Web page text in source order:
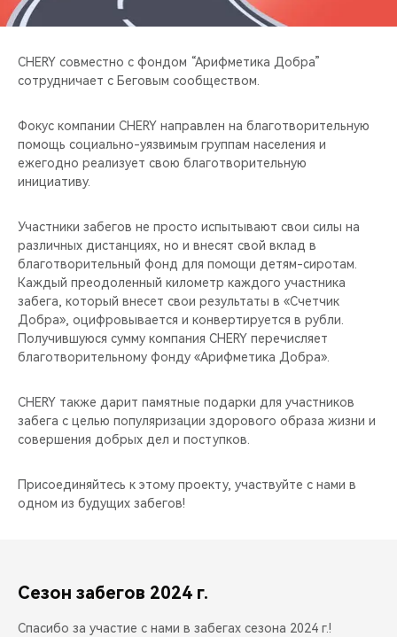
CHERY ДЛЯ ДЕТЕЙ
CHERY совместно с фондом “Арифметика Добра”
сотрудничает с Беговым сообществом.
Фокус компании CHERY направлен на благотворительную
помощь социально-уязвимым группам населения и
ежегодно реализует свою благотворительную
инициативу.
Участники забегов не просто испытывают свои силы на
различных дистанциях, но и внесят свой вклад в
благотворительный фонд для помощи детям-сиротам.
Каждый преодоленный километр каждого участника
забега, который внесет свои результаты в «Счетчик
Добра», оцифровывается и конвертируется в рубли.
Получившуюся сумму компания CHERY перечисляет
благотворительному фонду «Арифметика Добра».
CHERY также дарит памятные подарки для участников
забега с целью популяризации здорового образа жизни и
совершения добрых дел и поступков.
Присоединяйтесь к этому проекту, участвуйте с нами в
одном из будущих забегов!
Сезон забегов 2024 г.
Спасибо за участие с нами в забегах сезона 2024 г.!